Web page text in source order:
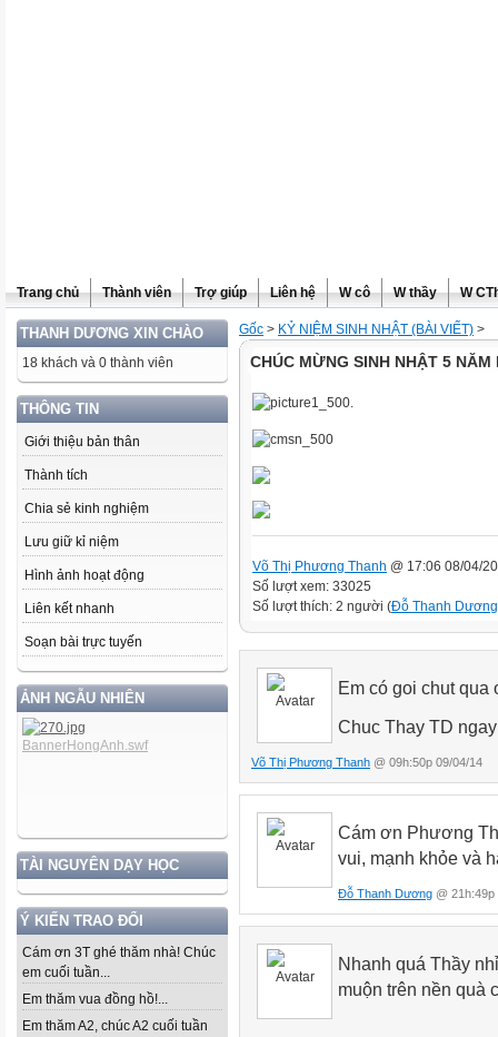
Trang chủ Thành viên Trợ giúp Liên hệ W cô W thầy W
THANH DƯƠNG XIN CHÀO
18 khách và 0 thành viên
THÔNG TIN
Giới thiệu bản thân
Thành tích
Chia sẻ kinh nghiệm
Lưu giữ kỉ niệm
Hình ảnh hoạt động
Liên kết nhanh
Soạn bài trực tuyến
ẢNH NGẪU NHIÊN
TÀI NGUYÊN DẠY HỌC
Ý KIẾN TRAO ĐỔI
Cám ơn 3T ghé thăm nhà! Chúc
em cuối tuần...
Em thăm vua đồng hồ!...
Em thăm A2, chúc A2 cuối tuần
Gốc > KỶ NIỆM SINH NHẬT (BÀI VIẾT) >
CHÚC MỪNG SINH NHẬT 5
Võ Thị Phương Thanh @ 17:06 08/04/
Số lượt xem: 33025
Số lượt thích: 2 người (Đỗ Thanh Dương
Em có goi chut qua
Chuc Thay TD
Võ Thị Phương Thanh @ 09h:50p 09/04/14
Cám ơn Phương
vui, mạnh khỏe và
Đỗ Thanh Dương @ 21h:49p
Nhanh quá Thầy
muộn trên nền quà